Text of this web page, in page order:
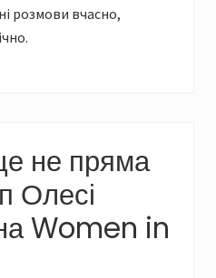
розмови вчасно,
не пряма
Олесі
Women in